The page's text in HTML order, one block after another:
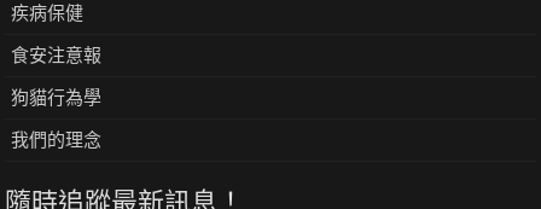
疾病保健
食安注意報
狗貓行為學
我們的理念
隨時追蹤最新訊息！